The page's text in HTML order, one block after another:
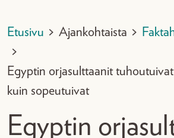
Etusivu > Ajankohtaista >
>
Egyptin orjasulttaanit
kuin sopeutuivat
Egyptin